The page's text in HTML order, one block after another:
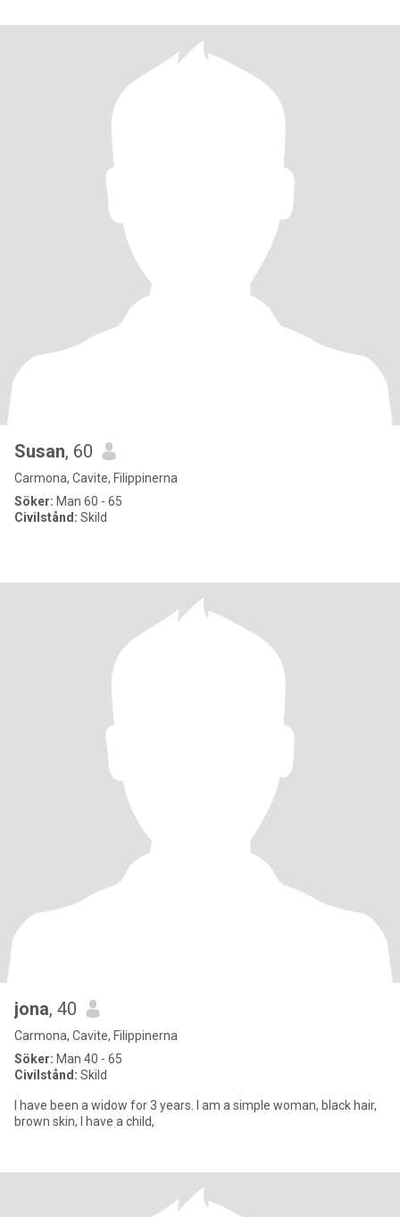
Susan, 60
Carmona, Cavite, Filippinerna
Söker: Man 60 - 65
Civilstånd: Skild
jona, 40
Carmona, Cavite, Filippinerna
Söker: Man 40 - 65
Civilstånd: Skild
I have been a widow for 3 years. I am a simple woman, black hair,
brown skin, I have a child,